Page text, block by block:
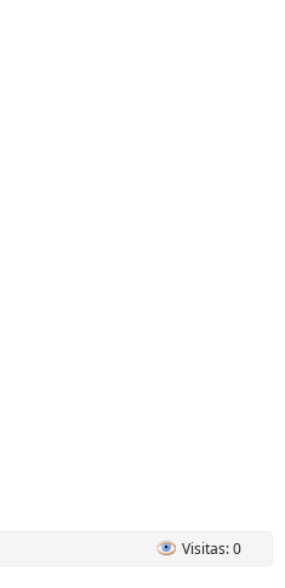
Visitas: 0